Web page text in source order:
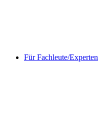
Für Fachleute/Experten